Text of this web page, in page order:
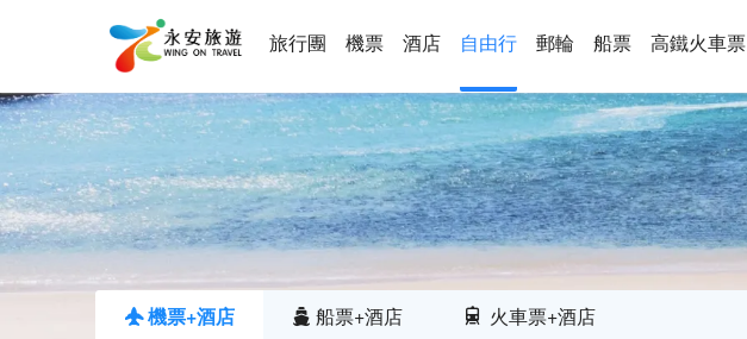
旅行團 機票 酒店 自由行 郵輪 船票 高鐵火車票
機票+酒店 船票+酒店 火車票+酒店